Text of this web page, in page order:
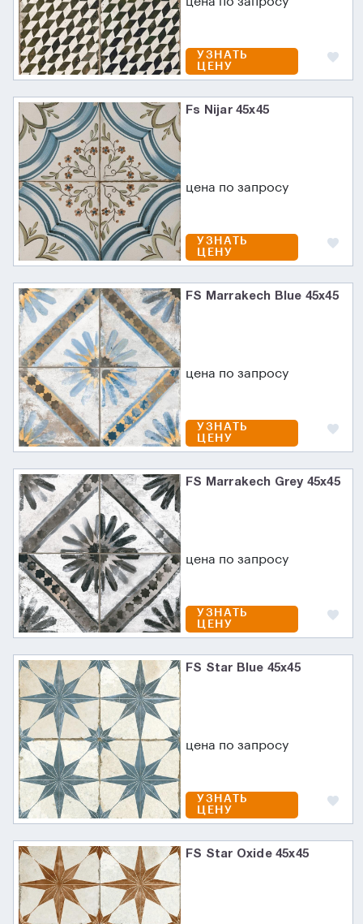
УЗНАТЬ
ЦЕНУ
Fs Nijar 45х45
цена по запросу
УЗНАТЬ
ЦЕНУ
FS Marrakech Blue 45x45
цена по запросу
УЗНАТЬ
ЦЕНУ
FS Marrakech Grey 45x45
цена по запросу
УЗНАТЬ
ЦЕНУ
FS Star Blue 45x45
цена по запросу
УЗНАТЬ
ЦЕНУ
FS Star Oxide 45x45